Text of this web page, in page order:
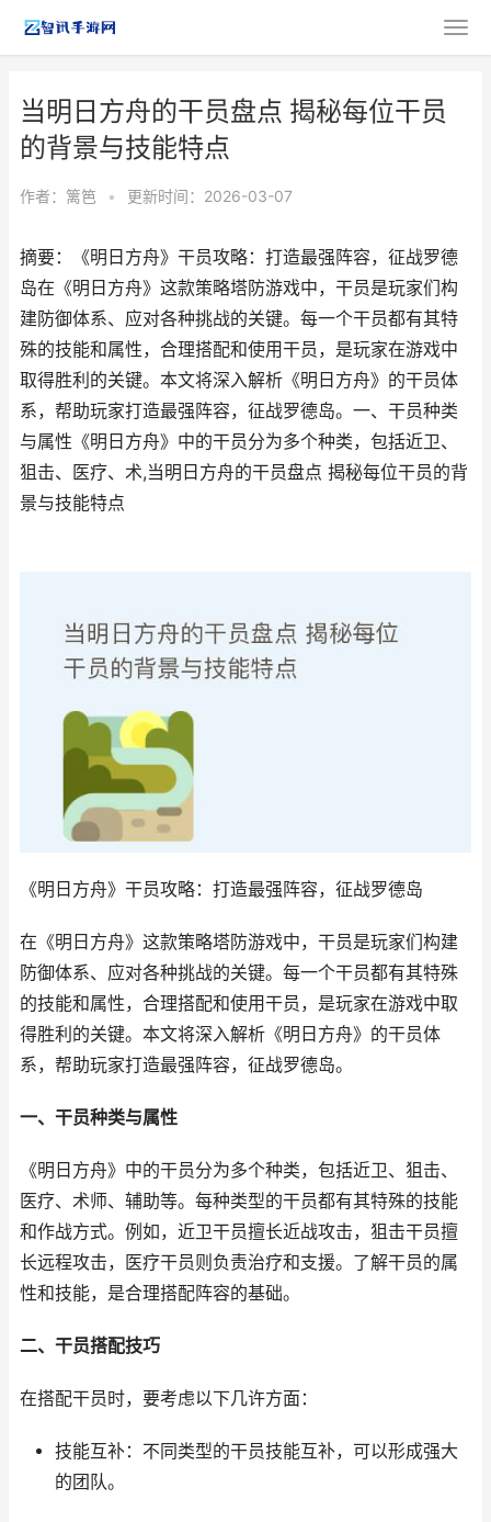
当明日方舟的干员盘点 揭秘每位干员
的背景与技能特点
作者： 篱笆 • 更新时间：2026-03-07
摘要：《明日方舟》干员攻略：打造最强阵容，征战罗德
岛在《明日方舟》这款策略塔防游戏中，干员是玩家们构
建防御体系、应对各种挑战的关键。每一个干员都有其特
殊的技能和属性，合理搭配和使用干员，是玩家在游戏中
取得胜利的关键。本文将深入解析《明日方舟》的干员体
系，帮助玩家打造最强阵容，征战罗德岛。一、干员种类
与属性《明日方舟》中的干员分为多个种类，包括近卫、
狙击、医疗、术,当明日方舟的干员盘点 揭秘每位干员的背
景与技能特点
《明日方舟》干员攻略：打造最强阵容，征战罗德岛
在《明日方舟》这款策略塔防游戏中，干员是玩家们构建
防御体系、应对各种挑战的关键。每一个干员都有其特殊
的技能和属性，合理搭配和使用干员，是玩家在游戏中取
得胜利的关键。本文将深入解析《明日方舟》的干员体
系，帮助玩家打造最强阵容，征战罗德岛。
一、干员种类与属性
《明日方舟》中的干员分为多个种类，包括近卫、狙击、
医疗、术师、辅助等。每种类型的干员都有其特殊的技能
和作战方式。例如，近卫干员擅长近战攻击，狙击干员擅
长远程攻击，医疗干员则负责治疗和支援。了解干员的属
性和技能，是合理搭配阵容的基础。
二、干员搭配技巧
在搭配干员时，要考虑以下几许方面：
技能互补：不同类型的干员技能互补，可以形成强大
的团队。